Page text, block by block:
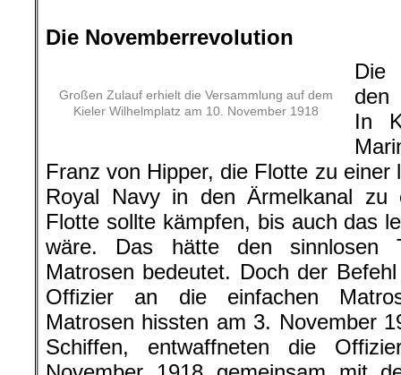
Die Novemberrevolution
Großen Zulauf erhielt die Versammlung auf dem
Kieler Wilhelmplatz am 10. November 1918
Die
den
In
Franz von Hipper, die Flotte zu einer
Royal Navy in den Ärmelkanal zu
Flotte sollte kämpfen, bis auch das
wäre. Das hätte den sinnlosen
Matrosen bedeutet. Doch der
Offizier an die einfachen
Matrosen hissten am 3. November
Schiffen, entwaffneten die